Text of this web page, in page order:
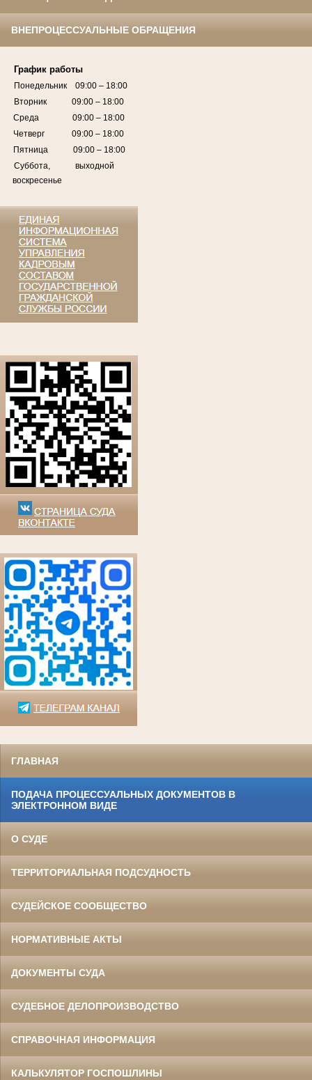
ВНЕПРОЦЕССУАЛЬНЫЕ ОБРАЩЕНИЯ
График работы
Понедельник 09:00 – 18:00
Вторник 09:00 – 18:00
Среда 09:00 – 18:00
Четверг 09:00 – 18:00
Пятница 09:00 – 18:00
Суббота, выходной
воскресенье
ГЛАВНАЯ
ПОДАЧА ПРОЦЕССУАЛЬНЫХ ДОКУМЕНТОВ В
ЭЛЕКТРОННОМ ВИДЕ
О СУДЕ
ТЕРРИТОРИАЛЬНАЯ ПОДСУДНОСТЬ
СУДЕЙСКОЕ СООБЩЕСТВО
НОРМАТИВНЫЕ АКТЫ
ДОКУМЕНТЫ СУДА
СУДЕБНОЕ ДЕЛОПРОИЗВОДСТВО
СПРАВОЧНАЯ ИНФОРМАЦИЯ
КАЛЬКУЛЯТОР ГОСПОШЛИНЫ